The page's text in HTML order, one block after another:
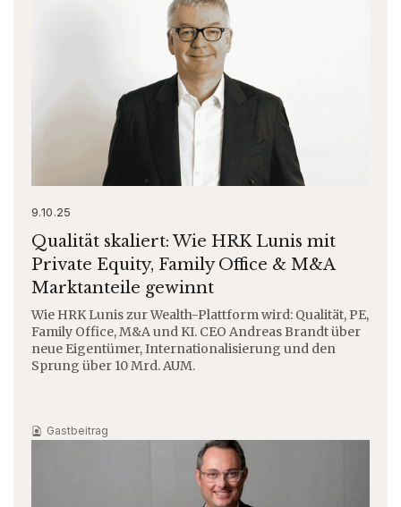
9.10.25
Qualität skaliert: Wie HRK Lunis mit
Private Equity, Family Office & M&A
Marktanteile gewinnt
Wie HRK Lunis zur Wealth-Plattform wird: Qualität, PE,
Family Office, M&A und KI. CEO Andreas Brandt über
neue Eigentümer, Internationalisierung und den
Sprung über 10 Mrd. AUM.
Gastbeitrag